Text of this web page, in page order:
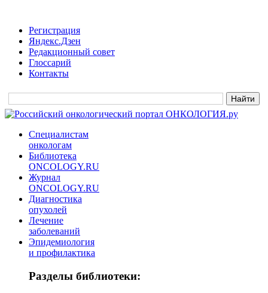
Регистрация
Яндекс.Дзен
Редакционный совет
Глоссарий
Контакты
Специалистам
онкологам
Библиотека
ONCOLOGY.RU
Журнал
ONCOLOGY.RU
Диагностика
опухолей
Лечение
заболеваний
Эпидемиология
и профилактика
Разделы библиотеки: